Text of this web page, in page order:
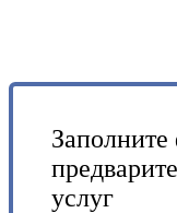
услуг